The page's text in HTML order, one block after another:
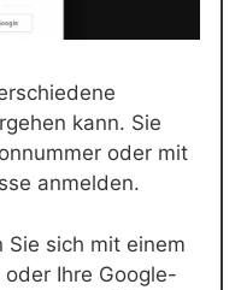
kann. Sie
oder mit
anmelden.
Sie sich mit einem
Ihre Google-